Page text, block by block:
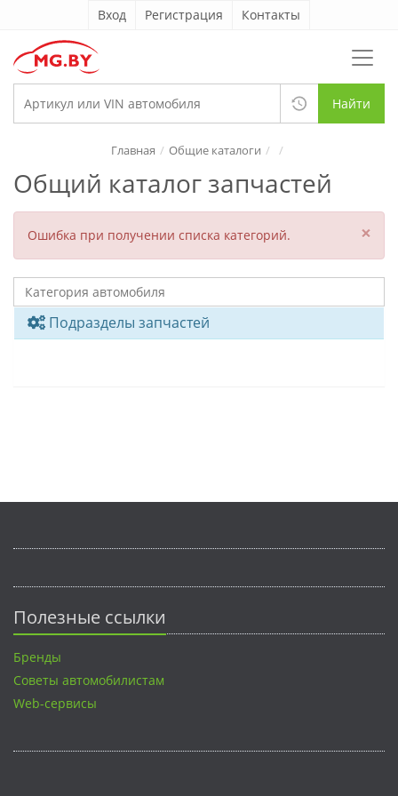
Вход Регистрация Контакты
Найти
Общий каталог запчастей
Главная Общие каталоги
Ошибка при получении списка категорий. ×
Подразделы запчастей
Полезные ссылки
Бренды
Советы автомобилистам
Web-сервисы